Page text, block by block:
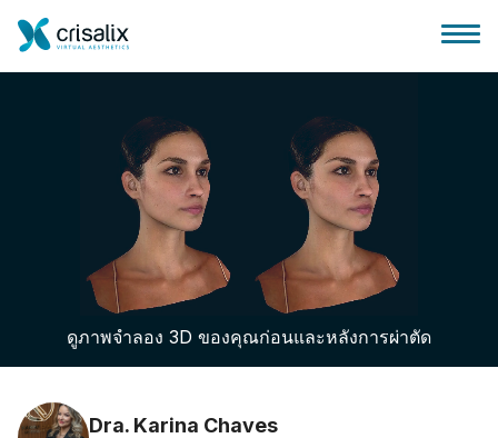
บ้านของหมอผ่าตัด
แพลตฟอร์มธุรกิจ 3D
แผน
ความคิดเห็นของคนไข้
ดูภาพจำลอง 3D ของคุณก่อนและหลังการผ่าตัด
Dra. Karina Chaves